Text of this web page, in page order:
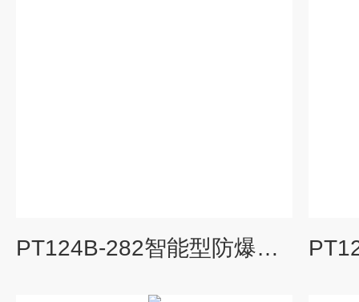
PT124B-282智能型防爆压力变送器